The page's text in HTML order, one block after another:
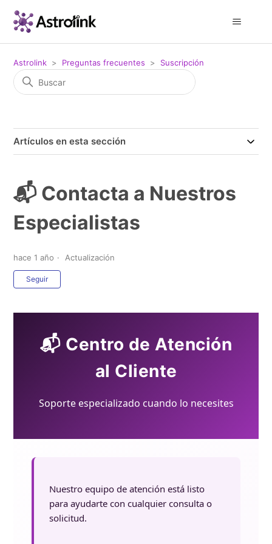
Astrolink Preguntas frecuentes Suscripción
Artículos en esta sección
📬 Contacta a Nuestros
Especialistas
hace 1 año Actualización
Seguir
📬 Centro de Atención
al Cliente
Soporte especializado cuando lo necesites
Nuestro equipo de atención está listo
para ayudarte con cualquier consulta o
solicitud.